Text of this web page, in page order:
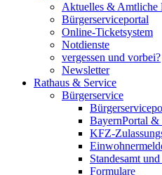
Aktuelles & Amtliche
Bürgerserviceportal
Online-Ticketsystem
Notdienste
vergessen und vorbei?
Newsletter
Rathaus & Service
Bürgerservice
BayernPortal
KFZ-
Standesamt
Formulare